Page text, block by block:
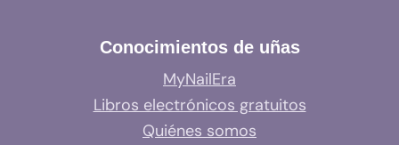
Conocimientos de uñas
MyNailEra
Libros electrónicos gratuitos
Quiénes somos